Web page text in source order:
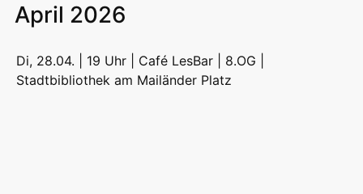
April 2026
Di, 28.04. | 19 Uhr | Café LesBar | 8.OG |
Stadtbibliothek am Mailänder Platz